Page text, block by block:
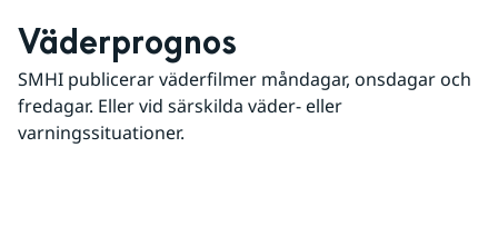
Väderprognos
SMHI publicerar väderfilmer måndagar, onsdagar och
fredagar. Eller vid särskilda väder- eller
varningssituationer.